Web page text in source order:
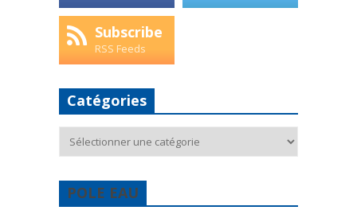
Subscribe
RSS Feeds
Catégories
POLE EAU